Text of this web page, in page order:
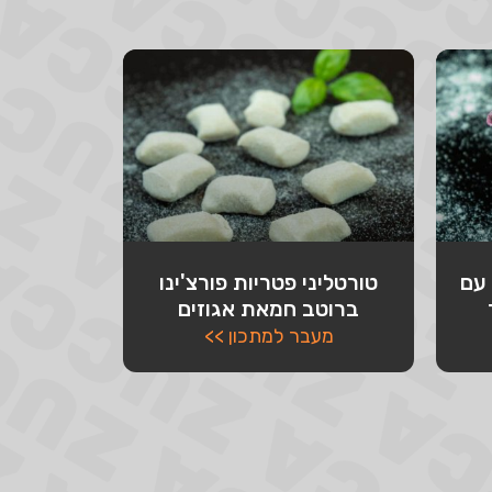
עם
טורטליני פטריות פורצ'ינו
ברוטב חמאת אגוזים
מעבר למתכון >>